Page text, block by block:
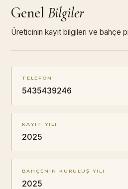
Genel Bilgiler
Üreticinin kayıt bilgileri ve bahçe
TELEFON
5435439246
KAYIT YILI
2025
BAHÇENIN KURULUŞ YILI
2025